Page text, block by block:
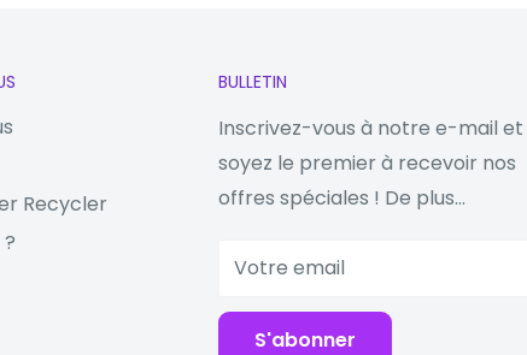
dédié)
Recycler
BULLETIN
Inscrivez-vous à notre e-mail et
soyez le premier à recevoir nos
offres spéciales ! De plus...
Votre email
S'abonner